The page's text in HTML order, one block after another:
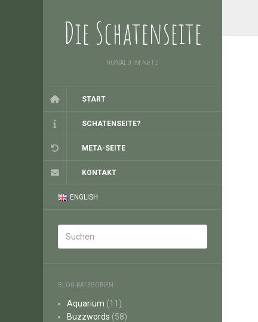
Die Schatenseite
RONALD IM NETZ
START
SCHATENSEITE?
META-SEITE
KONTAKT
ENGLISH
BLOG-KATEGORIEN
Aquarium (11)
Buzzwords (58)